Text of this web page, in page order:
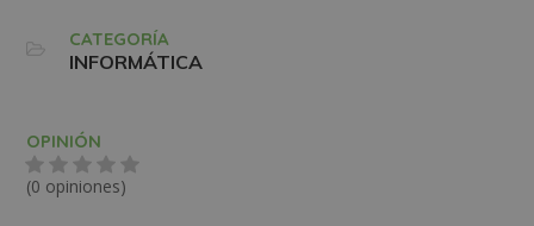
CATEGORÍA
INFORMÁTICA
OPINIÓN
(0 opiniones)